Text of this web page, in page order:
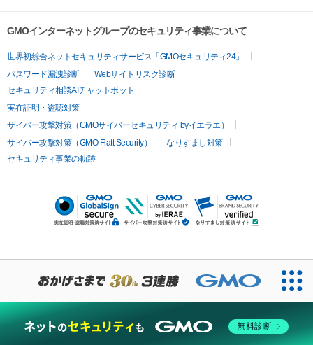
GMOインターネットグループのセキュリティ事業について
世界初総合ネットセキュリティサービス「GMOセキュリティ24」
パスワード漏洩診断
Webサイトリスク診断
セキュリティ相談AIチャットボット
実在証明・盗聴対策
サイバー攻撃対策（GMOサイバーセキュリティ byイエラエ）
サイバー攻撃対策（GMO Flatt Security）
なりすまし対策
セキュリティ事業の軌跡
無料診断